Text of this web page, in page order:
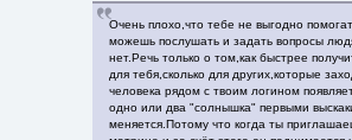
Очень плохо,что тебе не выгодно
можешь послушать и задать вопросы
нет.Речь только о том,как быстрее
для тебя,сколько для других,которые
человека рядом с твоим логином
одно или два "солнышка" первыми
меняется.Потому что когда ты